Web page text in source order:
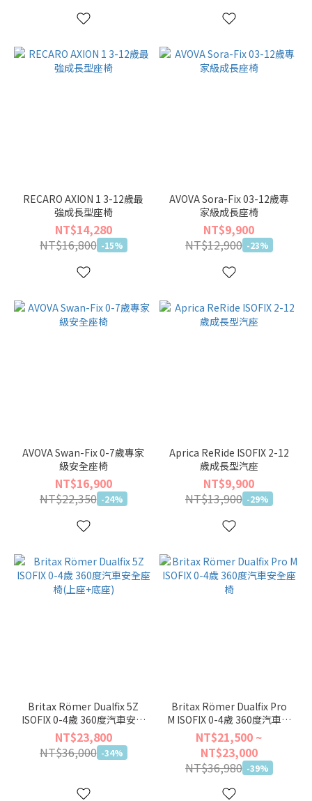
RECARO AXION 1 3-12歲最
強成長型座椅
NT$14,280
NT$16,800 -15%
AVOVA Sora-Fix 03-12歲專
家級成長座椅
NT$9,900
NT$12,900 -23%
AVOVA Swan-Fix 0-7歲專家
級安全座椅
NT$16,900
NT$22,350 -24%
Aprica ReRide ISOFIX 2-12
歲成長型汽座
NT$9,900
NT$13,900 -29%
Britax Römer Dualfix 5Z
ISOFIX 0-4歲 360度汽車安全
座椅(上座+底座)
NT$23,800
NT$36,000 -34%
Britax Römer Dualfix Pro
M ISOFIX 0-4歲 360度汽車安
全座椅
NT$21,500 ~
NT$23,000
NT$36,980 -39%